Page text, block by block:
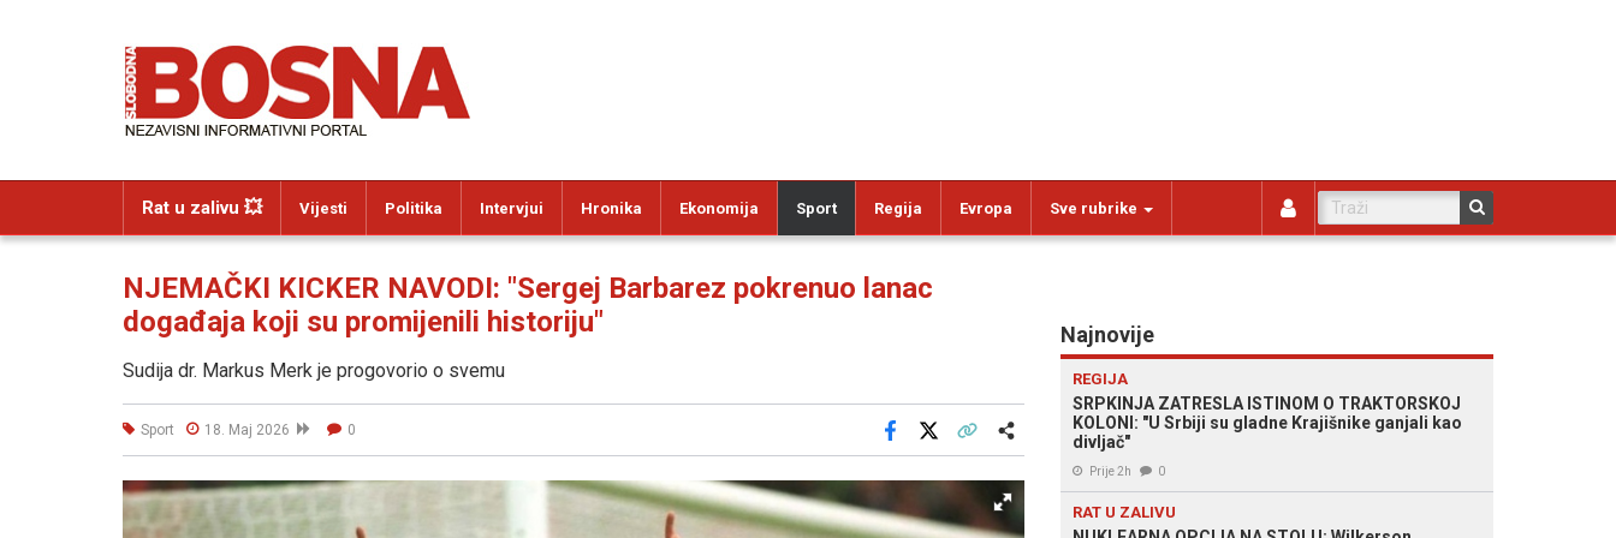
Rat u zalivu 💥 Vijesti Politika Intervjui Hronika Ekonomija Sport Regija Evropa Sve rubrike
NJEMAČKI KICKER NAVODI: "Sergej Barbarez pokrenuo lanac
događaja koji su promijenili historiju"
Sudija dr. Markus Merk je progovorio o svemu
Sport 18. Maj 2026 0
Facebook
Najnovije
REGIJA
SRPKINJA ZATRESLA ISTINOM O TRAKTORSKOJ
KOLONI: "U Srbiji su gladne Krajišnike ganjali kao
divljač"
Prije 2h 0
RAT U ZALIVU